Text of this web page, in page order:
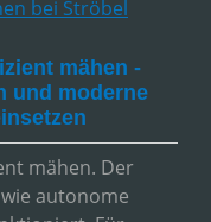
mähen -
und moderne
mähen. Der
autonome